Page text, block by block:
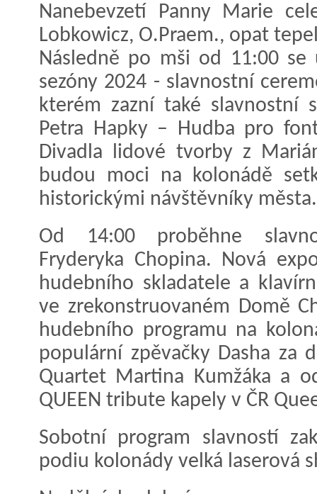
Nanebevzetí Panny Marie
Lobkowicz, O.Praem., opat
Následně po mši od 11:00 se
sezóny 2024 - slavnostní
kterém zazní také slavnostní
Petra Hapky – Hudba pro
Divadla lidové tvorby z
budou moci na kolonádě
historickými návštěvníky města.
Od 14:00 proběhne
Fryderyka Chopina. Nová
hudebního skladatele a
ve zrekonstruovaném Domě
hudebního programu na
populární zpěvačky Dasha za
Quartet Martina Kumžáka a
QUEEN tribute kapely v ČR
Sobotní program slavností
podiu kolonády velká laserová